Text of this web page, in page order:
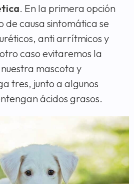
. En la primera opción
causa sintomática se
anti arrítmicos y
caso evitaremos la
mascota y
tres, junto a algunos
ácidos grasos.